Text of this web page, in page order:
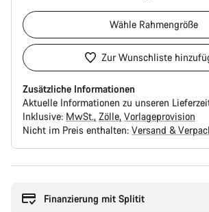
Wähle Rahmengröße
Zur Wunschliste
Zusätzliche Informationen
Aktuelle Informationen zu unseren
Inklusive: MwSt. Zölle Vorlageprovision
Nicht im Preis enthalten: Versand &
Finanzierung mit Splitit